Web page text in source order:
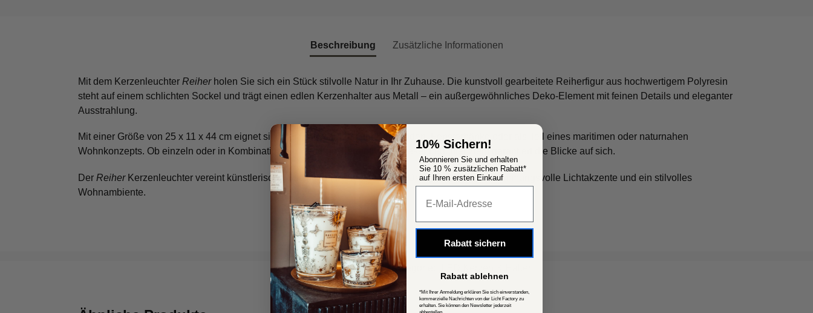
Beschreibung Zusätzliche Informationen
Mit dem Kerzenleuchter Reiherholen Sie sich ein Stück stilvolle Natur in Ihr Zuhause. Die kunstvoll gearbeitete Reiherfigur aus hochwertigem Polyresin
steht auf einem schlichten Sockel und trägt einen edlen Kerzenhalter aus Metall – ein außergewöhnliches Deko-Element mit feinen Details und eleganter
Ausstrahlung.
Mit einer Größe von 25 x 11 x 44 cm eignet sich der Leuchter ideal für Kommoden, Fensterbänke oder als Teil eines maritimen oder naturnahen
Wohnkonzepts. Ob einzeln oder in Kombination mit weiteren Tiermotiven – dieser Leuchter zieht garantiert die Blicke auf sich.
Der ReiherKerzenleuchter vereint künstlerische Gestaltung mit funktionalem Design – perfekt für stimmungsvolle Lichtakzente und ein stilvolles
Wohnambiente.
Artikelnummer: 56666 Kategorie:
10% Sichern!
Abonnieren Sie und erhalten
Sie 10 % zusätzlichen Rabatt*
auf Ihren ersten Einkauf
Rabatt sichern
Rabatt ablehnen
*Mit Ihrer Anmeldung erklären Sie sich einverstanden,
kommerzielle Nachrichten von der Licht Factory zu
erhalten. Sie können den Newsletter jederzeit